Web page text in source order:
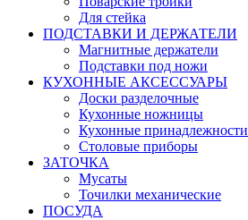
Для стейка
ПОДСТАВКИ И ДЕРЖАТЕЛИ
Магнитные держатели
Подставки под ножи
КУХОННЫЕ АКСЕССУАРЫ
Доски разделочные
Кухонные ножницы
Кухонные принадлежности
Столовые приборы
ЗАТОЧКА
Мусаты
Точилки механические
ПОСУДА